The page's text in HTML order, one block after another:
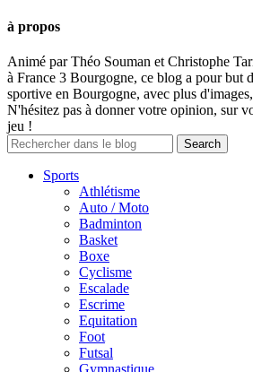
à propos
Animé par Théo Souman et Christophe
à France 3 Bourgogne, ce blog a pour but
sportive en Bourgogne, avec plus
N'hésitez pas à donner votre opinion, sur
jeu !
Sports
Athlétisme
Auto / Moto
Badminton
Basket
Boxe
Cyclisme
Escalade
Escrime
Equitation
Foot
Futsal